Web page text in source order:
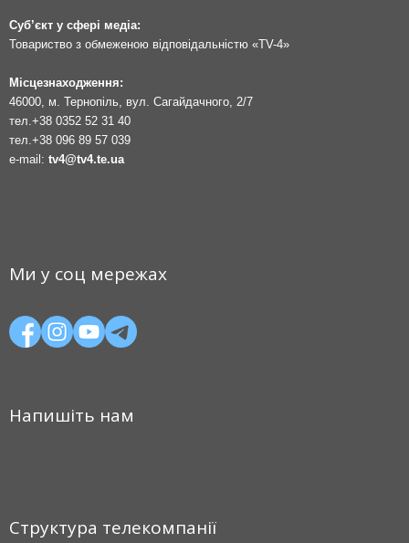
Суб’єкт у сфері медіа:
Товариство з обмеженою відповідальністю «TV-4»
Місцезнаходження:
46000, м. Тернопіль, вул. Сагайдачного, 2/7
тел. +38 0352 52 31 40
тел. +38 096 89 57 039
e-mail: tv4@tv4.te.ua
Ми у соц мережах
Напишіть нам
Структура телекомпанії